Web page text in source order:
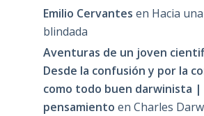
Emilio Cervantes en Hacia
blindada
Aventuras de un joven
Desde la confusión y por la
como todo buen darwinista |
pensamiento en Charles